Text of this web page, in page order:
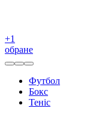
+1
обране
Футбол
Бокс
Теніс